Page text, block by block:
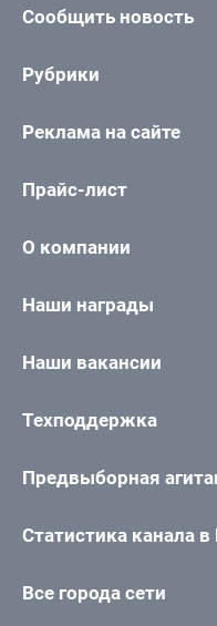
Сообщить новость
Рубрики
Реклама на сайте
Прайс-лист
О компании
Наши награды
Наши вакансии
Техподдержка
Предвыборная
Статистика канала в
Все города сети